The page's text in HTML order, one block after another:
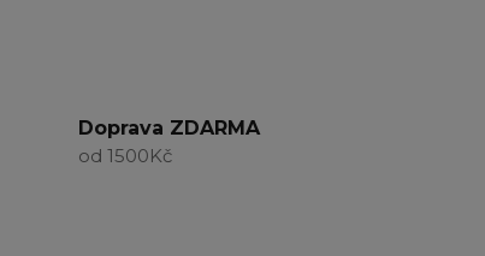
Doprava ZDARMA
od 1500Kč